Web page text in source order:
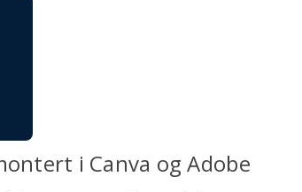
i Canva og Adobe